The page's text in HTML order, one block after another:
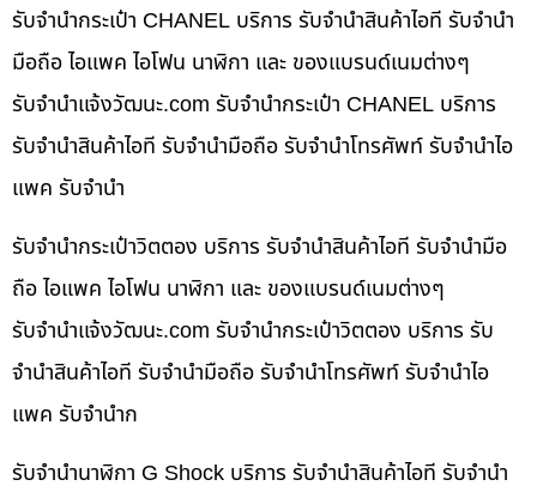
รับจำนำกระเป๋า CHANEL บริการ รับจำนำสินค้าไอที รับจำนำ
มือถือ ไอแพค ไอโฟน นาฬิกา และ ของแบรนด์เนมต่างๆ
รับจํานําแจ้งวัฒนะ.com รับจำนำกระเป๋า CHANEL บริการ
รับจำนำสินค้าไอที รับจำนำมือถือ รับจำนำโทรศัพท์ รับจำนำไอ
แพค รับจำนำ
รับจำนำกระเป๋าวิตตอง บริการ รับจำนำสินค้าไอที รับจำนำมือ
ถือ ไอแพค ไอโฟน นาฬิกา และ ของแบรนด์เนมต่างๆ
รับจํานําแจ้งวัฒนะ.com รับจำนำกระเป๋าวิตตอง บริการ รับ
จำนำสินค้าไอที รับจำนำมือถือ รับจำนำโทรศัพท์ รับจำนำไอ
แพค รับจำนำก
รับจำนำนาฬิกา G Shock บริการ รับจำนำสินค้าไอที รับจำนำ